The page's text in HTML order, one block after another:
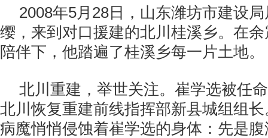
2008年5月28日，山东潍坊市建设
缨，来到对口援建的北川桂溪乡。在
陪伴下，他踏遍了桂溪乡每一片土地。
北川重建，举世关注。崔学选被任
北川恢复重建前线指挥部新县城组组
病魔悄悄侵蚀着崔学选的身体：先是